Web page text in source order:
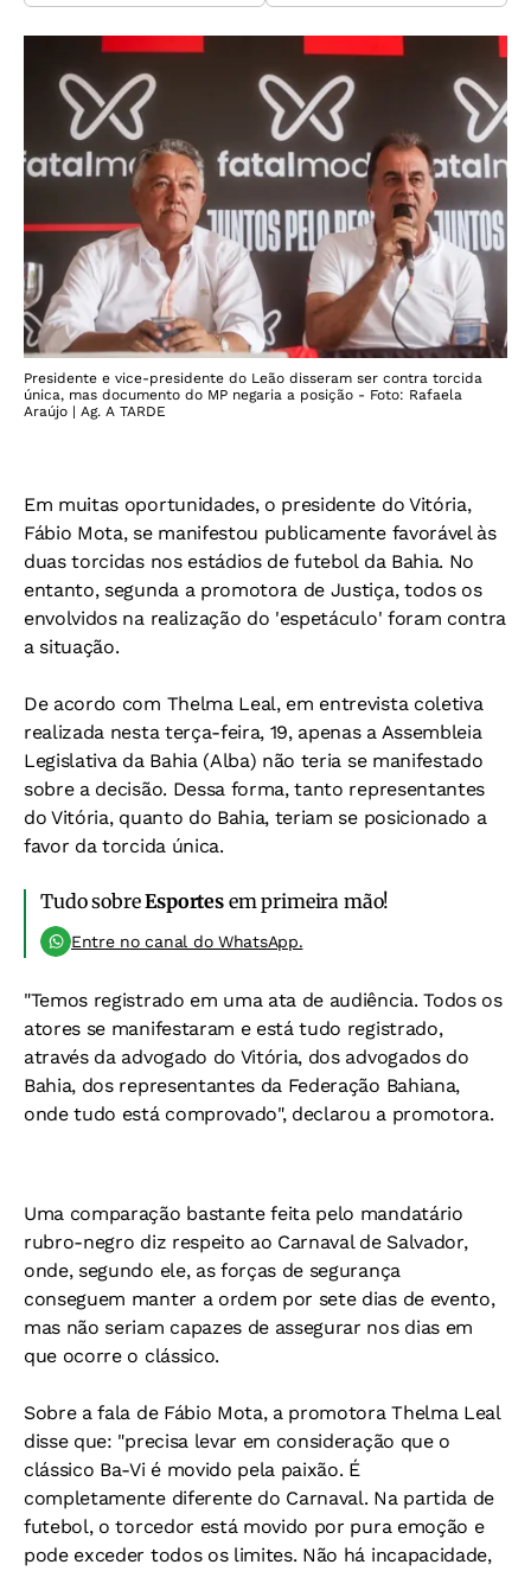
Presidente e vice-presidente do Leão disseram ser contra torcida
única, mas documento do MP negaria a posição - Foto: Rafaela
Araújo | Ag. A TARDE
Em muitas oportunidades, o presidente do Vitória,
Fábio Mota, se manifestou publicamente favorável às
duas torcidas nos estádios de futebol da Bahia. No
entanto, segunda a promotora de Justiça, todos os
envolvidos na realização do 'espetáculo' foram contra
a situação.
De acordo com Thelma Leal, em entrevista coletiva
realizada nesta terça-feira, 19, apenas a Assembleia
Legislativa da Bahia (Alba) não teria se manifestado
sobre a decisão. Dessa forma, tanto representantes
do Vitória, quanto do Bahia, teriam se posicionado a
favor da torcida única.
Tudo sobreEsportesem primeira mão!
Entre no canal do WhatsApp.
"Temos registrado em uma ata de audiência. Todos os
atores se manifestaram e está tudo registrado,
através da advogado do Vitória, dos advogados do
Bahia, dos representantes da Federação Bahiana,
onde tudo está comprovado", declarou a promotora.
Uma comparação bastante feita pelo mandatário
rubro-negro diz respeito ao Carnaval de Salvador,
onde, segundo ele, as forças de segurança
conseguem manter a ordem por sete dias de evento,
mas não seriam capazes de assegurar nos dias em
que ocorre o clássico.
Sobre a fala de Fábio Mota, a promotora Thelma Leal
disse que: "precisa levar em consideração que o
clássico Ba-Vi é movido pela paixão. É
completamente diferente do Carnaval. Na partida de
futebol, o torcedor está movido por pura emoção e
pode exceder todos os limites. Não há incapacidade,